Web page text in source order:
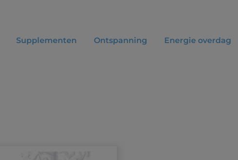
Supplementen Ontspanning Energie overdag